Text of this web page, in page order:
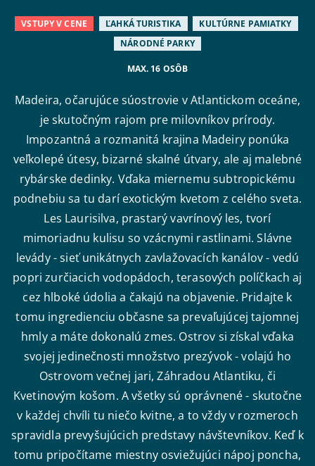
VSTUPY V CENE ĽAHKÁ TURISTIKA
KULTÚRNE PAMIATKY
NÁRODNÉ PARKY
MAX. 16 OSÔB
Madeira, očarujúce súostrovie v Atlantickom oceáne,
je skutočným rajom pre milovníkov prírody.
Impozantná a rozmanitá krajina Madeiry ponúka
veľkolepé útesy, bizarné skalné útvary, ale aj malebné
rybárske dedinky. Vďaka miernemu subtropickému
podnebiu sa tu darí exotickým kvetom z celého sveta.
Les Laurisilva, prastarý vavrínový les, tvorí
mimoriadnu kulisu so vzácnymi rastlinami. Slávne
levády - sieť unikátnych zavlažovacích kanálov - vedú
popri zurčiacich vodopádoch, terasových políčkach aj
cez hlboké údolia a čakajú na objavenie. Pridajte k
tomu ingredienciu občasne sa prevaľujúcej tajomnej
hmly a máte dokonalú zmes. Ostrov si získal vďaka
svojej jedinečnosti množstvo prezývok - volajú ho
Ostrovom večnej jari, Záhradou Atlantiku, či
Kvetinovým košom. A všetky sú oprávnené - skutočne
v každej chvíli tu niečo kvitne, a to vždy v rozmeroch
spravidla prevyšujúcich predstavy návštevníkov. Keď k
tomu pripočítame miestny osviežujúci nápoj poncha,